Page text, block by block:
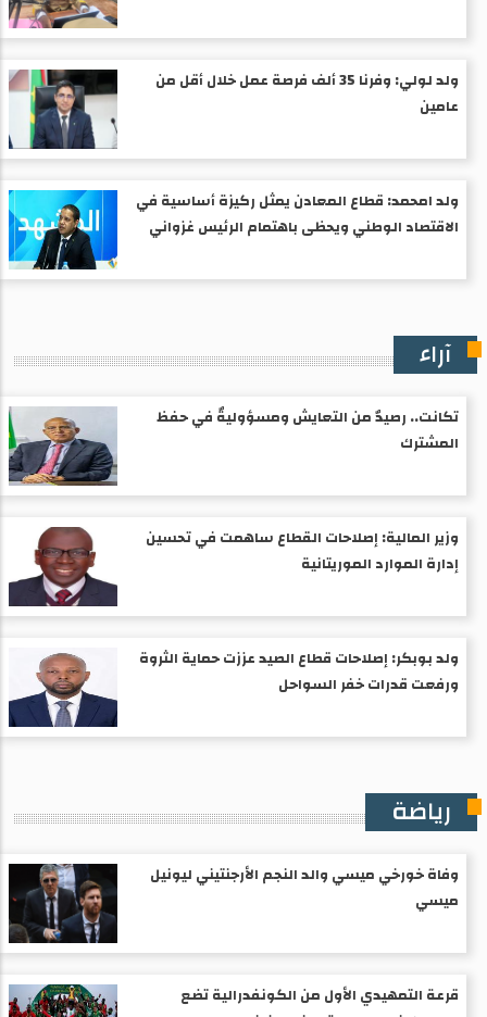
ولد لولي: وفرنا 35 ألف فرصة عمل خلال أقل من
عامين
ولد امحمد: قطاع المعادن يمثل ركيزة أساسية في
الاقتصاد الوطني ويحظى باهتمام الرئيس غزواني
آراء
تكانت.. رصيدٌ من التعايش ومسؤوليةٌ في حفظ
المشترك
وزير المالية: إصلاحات القطاع ساهمت في تحسين
إدارة الموارد الموريتانية
ولد بوبكر: إصلاحات قطاع الصيد عززت حماية الثروة
ورفعت قدرات خفر السواحل
رياضة
وفاة خورخي ميسي والد النجم الأرجنتيني ليونيل
ميسي
قرعة التمهيدي الأول من الكونفدرالية تضع